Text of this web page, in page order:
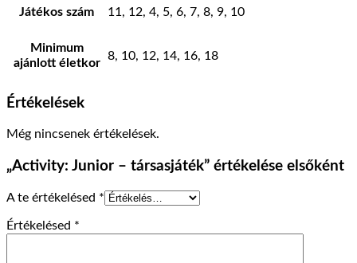
Játékos szám 11, 12, 4, 5, 6, 7, 8, 9, 10
Minimum
ajánlott életkor
8, 10, 12, 14, 16, 18
Értékelések
Még nincsenek értékelések.
„Activity: Junior – társasjáték” értékelése elsőként
A te értékelésed *
Értékelésed *